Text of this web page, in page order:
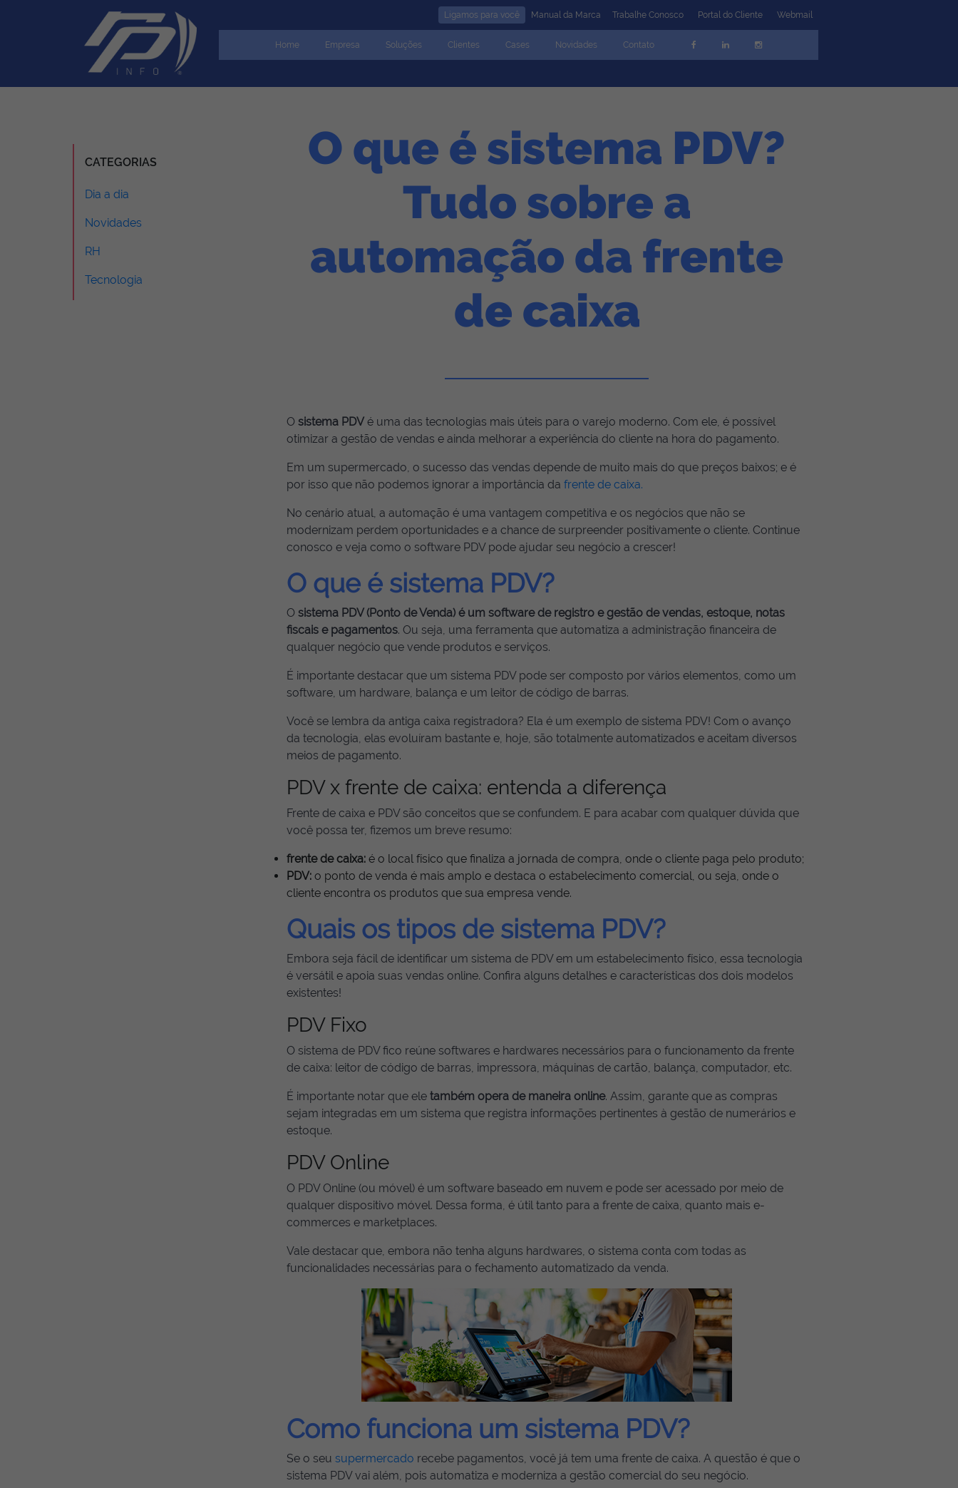
Ligamos para você Manual da Marca Trabalhe Conosco Portal do Cliente Webmail
Home Empresa Soluções Clientes Cases Novidades Contato
CATEGORIAS
Dia a dia
Novidades
RH
Tecnologia
O que é sistema PDV?
Tudo sobre a
automação da frente
de caixa
O sistema PDV é uma das tecnologias mais úteis para o varejo moderno. Com ele, é possível
otimizar a gestão de vendas e ainda melhorar a experiência do cliente na hora do pagamento.
Em um supermercado, o sucesso das vendas depende de muito mais do que preços baixos; e é
por isso que não podemos ignorar a importância da frente de caixa.
No cenário atual, a automação é uma vantagem competitiva e os negócios que não se
modernizam perdem oportunidades e a chance de surpreender positivamente o cliente. Continue
conosco e veja como o software PDV pode ajudar seu negócio a crescer!
O que é sistema PDV?
​O sistema PDV (Ponto de Venda) é um software de registro e gestão de vendas, estoque, notas
fiscais e pagamentos. Ou seja, uma ferramenta que automatiza a administração financeira de
qualquer negócio que vende produtos e serviços.
É importante destacar que um sistema PDV pode ser composto por vários elementos, como um
software, um hardware, balança e um leitor de código de barras.
Você se lembra da antiga caixa registradora? Ela é um exemplo de sistema PDV! Com o avanço
da tecnologia, elas evoluíram bastante e, hoje, são totalmente automatizados e aceitam diversos
meios de pagamento.
PDV x frente de caixa: entenda a diferença
Frente de caixa e PDV são conceitos que se confundem. E para acabar com qualquer dúvida que
você possa ter, fizemos um breve resumo:
frente de caixa: é o local físico que finaliza a jornada de compra, onde o cliente paga pelo produto;
PDV: o ponto de venda é mais amplo e destaca o estabelecimento comercial, ou seja, onde o
cliente encontra os produtos que sua empresa vende.
Quais os tipos de sistema PDV?
Embora seja fácil de identificar um sistema de PDV em um estabelecimento físico, essa tecnologia
é versátil e apoia suas vendas online. Confira alguns detalhes e características dos dois modelos
existentes!
PDV Fixo
O sistema de PDV fico reúne softwares e hardwares necessários para o funcionamento da frente
de caixa: leitor de código de barras, impressora, máquinas de cartão, balança, computador, etc.
É importante notar que ele também opera de maneira online. Assim, garante que as compras
sejam integradas em um sistema que registra informações pertinentes à gestão de numerários e
estoque.
PDV Online
O PDV Online (ou móvel) é um software baseado em nuvem e pode ser acessado por meio de
qualquer dispositivo móvel. Dessa forma, é útil tanto para a frente de caixa, quanto mais e-
commerces e marketplaces.
Vale destacar que, embora não tenha alguns hardwares, o sistema conta com todas as
funcionalidades necessárias para o fechamento automatizado da venda.
Como funciona um sistema PDV?
Se o seu supermercado recebe pagamentos, você já tem uma frente de caixa. A questão é que o
sistema PDV vai além, pois automatiza e moderniza a gestão comercial do seu negócio.